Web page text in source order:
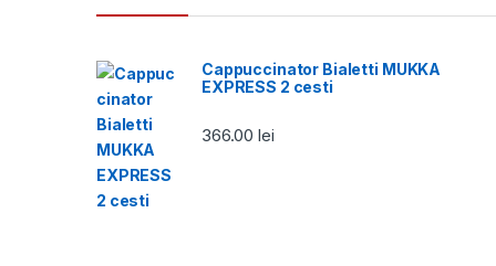
Cappuccinator Bialetti MUKKA
EXPRESS 2 cesti
366.00lei